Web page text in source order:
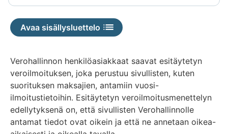
Avaa sisällysluettelo
Verohallinnon henkilöasiakkaat saavat esitäytetyn
veroilmoituksen, joka perustuu sivullisten, kuten
suorituksen maksajien, antamiin vuosi-
ilmoitustietoihin. Esitäytetyn veroilmoitusmenettelyn
edellytyksenä on, että sivullisten Verohallinnolle
antamat tiedot ovat oikein ja että ne annetaan oikea-